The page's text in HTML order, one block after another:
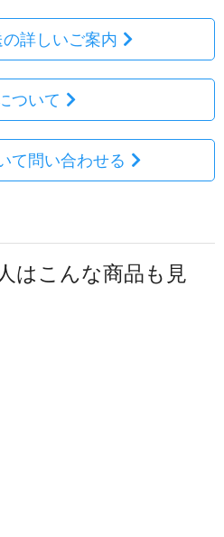
詳しいご案内
ついて
て問い合わせる
はこんな商品も見